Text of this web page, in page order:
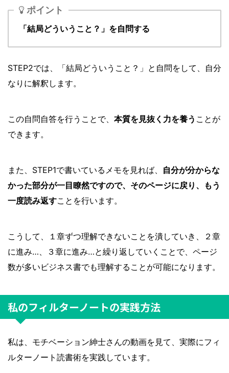
ポイント
「結局どういうこと？」を自問する
STEP2では、「結局どういうこと？」と自問をして、自分
なりに解釈します。
この自問自答を行うことで、 本質を見抜く力を養う ことが
できます。
また、STEP1で書いているメモを見れば、 自分が分からな
かった部分が一目瞭然ですので、そのページに戻り、もう
一度読み返すことを行います。
こうして、１章ずつ理解できないことを潰していき、２章
に進み…、３章に進み…と繰り返していくことで、ページ
数が多いビジネス書でも理解することが可能になります。
私のフィルターノートの実践方法
私は、モチベーション紳士さんの動画を見て、実際にフィ
ルターノート読書術を実践しています。